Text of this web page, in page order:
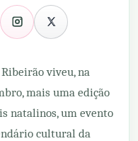
viveu, na
mais uma edição
natalinos, um evento
cultural da